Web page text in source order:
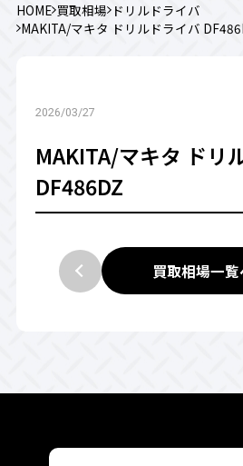
HOME 買取相場 ドリルドライバ
MAKITA/マキタ ドリルドライバ
2026/03/27
MAKITA/マキタ ドリ
DF486DZ
買取相場一覧